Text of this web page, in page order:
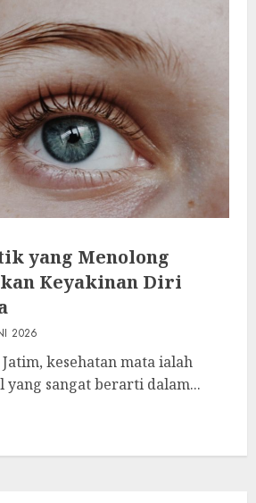
yang Menolong
Keyakinan Diri
2026
kesehatan mata ialah
yang sangat berarti dalam...